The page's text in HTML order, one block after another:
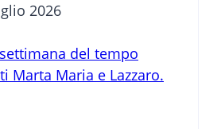
2026
del tempo
Marta Maria e Lazzaro.